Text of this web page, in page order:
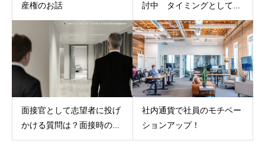
産権のお話
討中 タイミングとして...
面接官として志望者に投げ
かける質問は？面接時の...
社内通貨で社員のモチベー
ションアップ！